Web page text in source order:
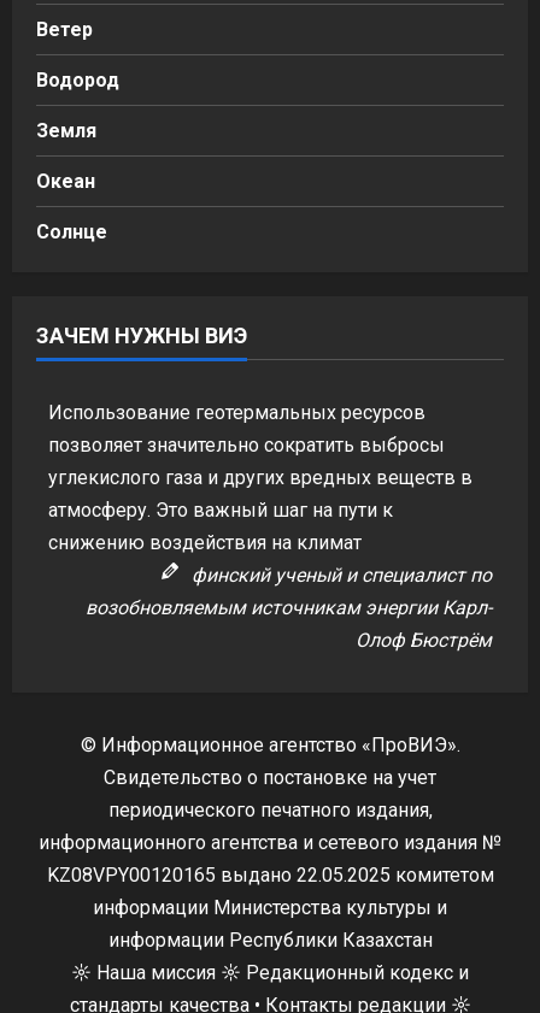
Ветер
Водород
Земля
Океан
Солнце
ЗАЧЕМ НУЖНЫ ВИЭ
Использование геотермальных ресурсов
позволяет значительно сократить выбросы
углекислого газа и других вредных веществ в
атмосферу. Это важный шаг на пути к
снижению воздействия на климат
финский ученый и специалист по
возобновляемым источникам энергии Карл-
Олоф Бюстрём
© Информационное агентство «ПроВИЭ».
Свидетельство о постановке на учет
периодического печатного издания,
информационного агентства и сетевого издания №
KZ08VPY00120165 выдано 22.05.2025 комитетом
информации Министерства культуры и
информации Республики Казахстан
☼ Наша миссия ☼ Редакционный кодекс и
стандарты качества• Контакты редакции☼